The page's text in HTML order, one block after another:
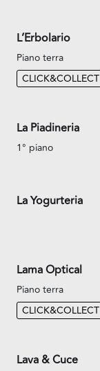
L’Erbolario
Piano terra
CLICK&COLLECT
La Piadineria
1° piano
La Yogurteria
Lama Optical
Piano terra
CLICK&COLLECT
Lava & Cuce